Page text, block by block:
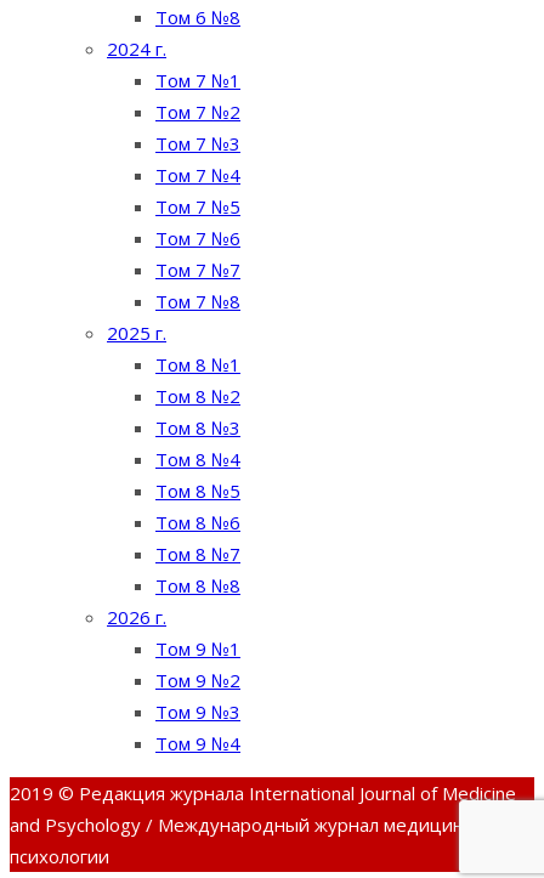
Том 6 №8
2024 г.
Том 7 №1
Том 7 №2
Том 7 №3
Том 7 №4
Том 7 №5
Том 7 №6
Том 7 №7
Том 7 №8
2025 г.
Том 8 №1
Том 8 №2
Том 8 №3
Том 8 №4
Том 8 №5
Том 8 №6
Том 8 №7
Том 8 №8
2026 г.
Том 9 №1
Том 9 №2
Том 9 №3
Том 9 №4
2019 © Редакция журнала International Journal of Medicine
and Psychology / Международный журнал медицины и
психологии